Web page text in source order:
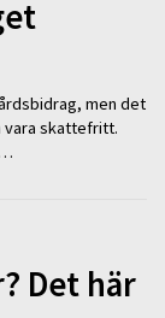
men det
vara skattefritt.
Det här